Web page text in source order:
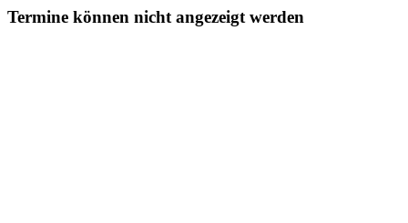
Termine können nicht angezeigt werden